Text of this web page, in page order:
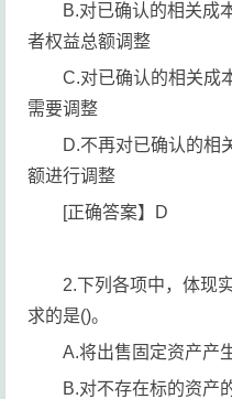
B.对已确认的相关成
者权益总额调整
C.对已确认的相关成
需要调整
D.不再对已确认的相
额进行调整
[正确答案】D
2.下列各项中，体现
求的是()。
A.将出售固定资产产
B.对不存在标的资产